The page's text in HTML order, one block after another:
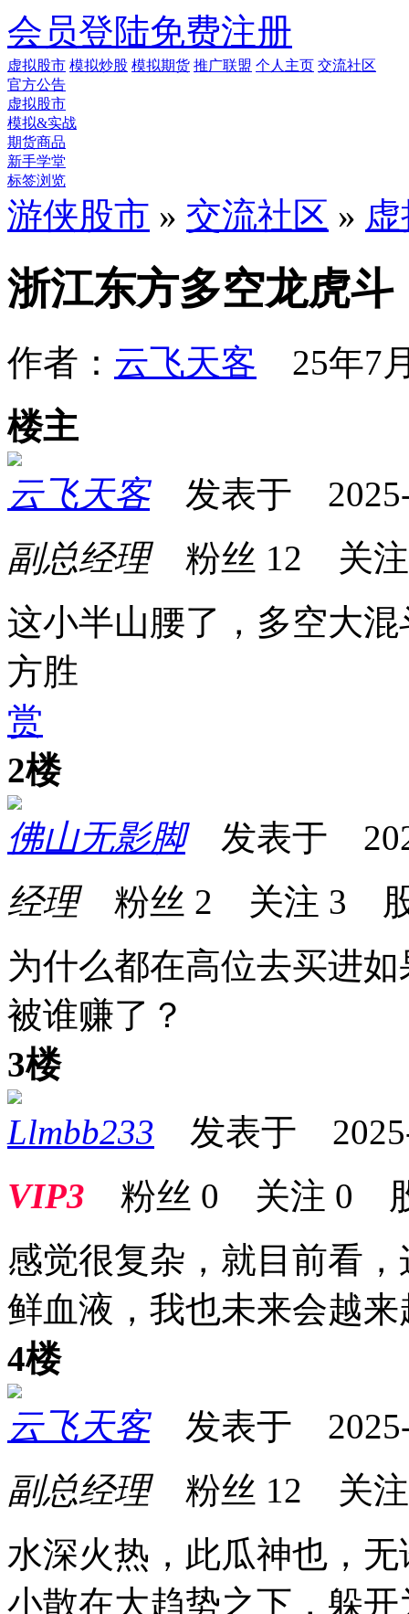
会员登陆免费注册
虚拟股市 模拟炒股 模拟期货 推广联盟 个人主页 交流社区
官方公告
虚拟股市
模拟&实战
期货商品
新手学堂
标签浏览
游侠股市 » 交流社区 »
浙江东方多空龙虎斗
作者： 云飞天客 25年7
楼主
云飞天客发表于 2025-
副总经理粉丝 12 关
这小半山腰了，多空大
方胜
赏
2楼
佛山无影脚发表于
经理粉丝 2 关注 3
为什么都在高位去买进
被谁赚了？
3楼
Llmbb233 发表于 2025-
VIP3 粉丝 0 关注 0
感觉很复杂，就目前看
鲜血液，我也未来会越
4楼
云飞天客发表于 2025-
副总经理粉丝 12 关
水深火热，此瓜神也，
小散在大趋势之下，躲开